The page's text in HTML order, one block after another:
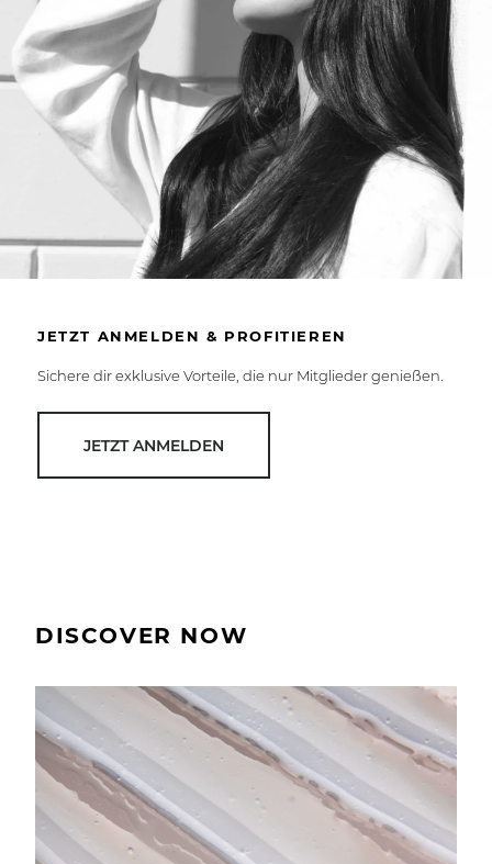
JETZT ANMELDEN & PROFITIEREN
Sichere dir exklusive Vorteile, die nur Mitglieder genießen.
JETZT ANMELDEN
DISCOVER NOW